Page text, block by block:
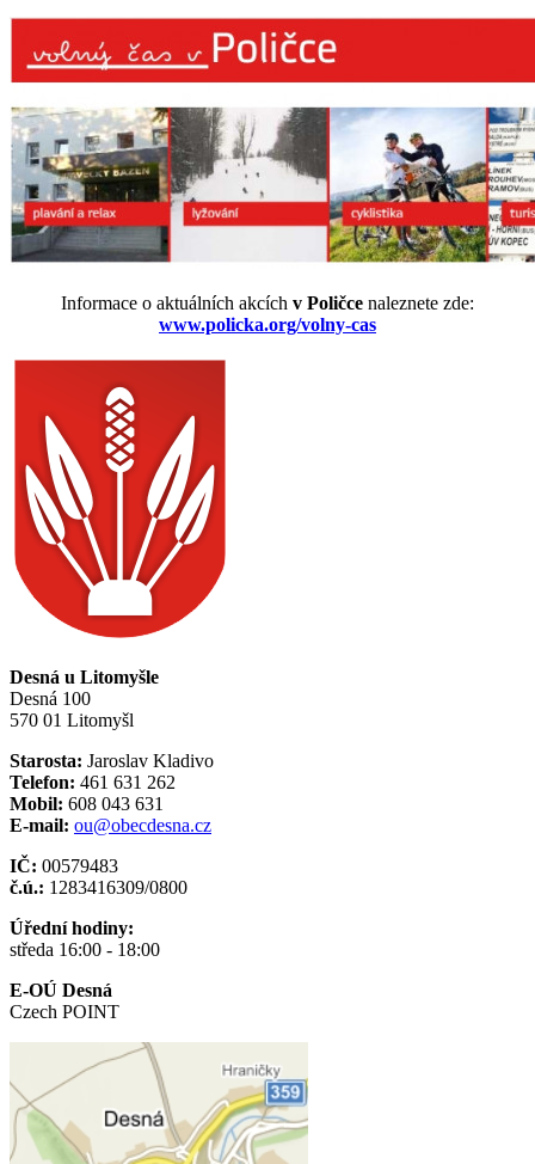
Informace o aktuálních akcích v Poličce naleznete zde:
www.policka.org/volny-cas
Desná u Litomyšle
Desná 100
570 01 Litomyšl
Starosta: Jaroslav Kladivo
Telefon: 461 631 262
Mobil: 608 043 631
E-mail: ou@obecdesna.cz
IČ: 00579483
č.ú.: 1283416309/0800
Úřední hodiny:
středa 16:00 - 18:00
E-OÚ Desná
Czech POINT